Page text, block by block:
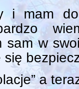
i mam
sam w
się
a